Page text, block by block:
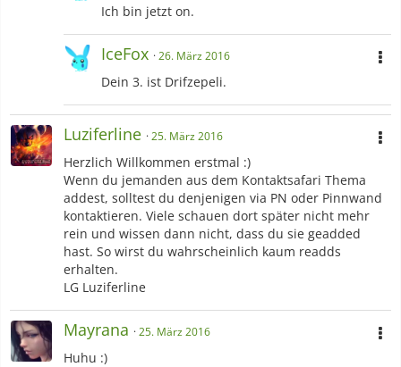
Ich bin jetzt on.
IceFox 26. März 2016
Dein 3. ist Drifzepeli.
Luziferline 25. März 2016
Herzlich Willkommen erstmal :)
Wenn du jemanden aus dem Kontaktsafari Thema
addest, solltest du denjenigen via PN oder Pinnwand
kontaktieren. Viele schauen dort später nicht mehr
rein und wissen dann nicht, dass du sie geadded
hast. So wirst du wahrscheinlich kaum readds
erhalten.
LG Luziferline
Mayrana 25. März 2016
Huhu :)